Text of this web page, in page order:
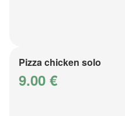
Pizza chicken solo
9.00 €